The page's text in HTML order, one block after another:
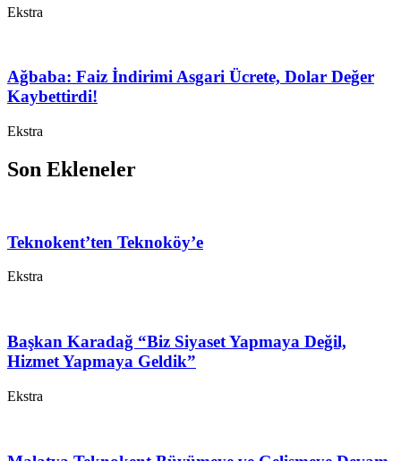
Ekstra
Ağbaba: Faiz İndirimi Asgari Ücrete, Dolar Değer
Kaybettirdi!
Ekstra
Son Ekleneler
Teknokent’ten Teknoköy’e
Ekstra
Başkan Karadağ “Biz Siyaset Yapmaya Değil,
Hizmet Yapmaya Geldik”
Ekstra